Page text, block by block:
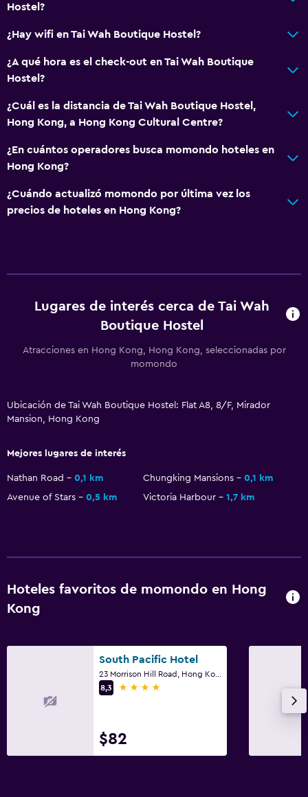
Hostel?
¿Hay wifi en Tai Wah Boutique Hostel?
¿A qué hora es el check-out en Tai Wah Boutique
Hostel?
¿Cuál es la distancia de Tai Wah Boutique Hostel,
Hong Kong, a Hong Kong Cultural Centre?
¿En cuántos operadores busca momondo hoteles en
Hong Kong?
¿Cuándo actualizó momondo por última vez los
precios de hoteles en Hong Kong?
Lugares de interés cerca de Tai Wah
Boutique Hostel
Atracciones en Hong Kong, Hong Kong, seleccionadas por
momondo
Ubicación de Tai Wah Boutique Hostel: Flat A8, 8/F, Mirador
Mansion, Hong Kong
Mejores lugares de interés
Nathan Road 0,1 km Chungking Mansions
0,1 km
Avenue of Stars
0,5 km Victoria Harbour 1,7 km
Hoteles favoritos de momondo en Hong
Kong
South Pacific Hotel
8,3
4 estrellas
$82